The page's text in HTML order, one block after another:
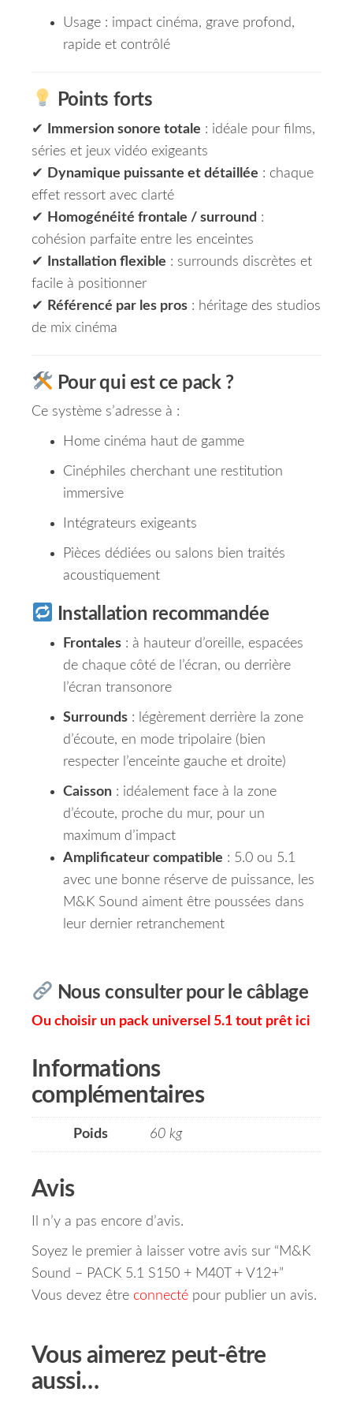
Usage : impact cinéma, grave profond,
rapide et contrôlé
Points forts
✔ Immersion sonore totale : idéale pour films,
séries et jeux vidéo exigeants
✔
Dynamique puissante et détaillée : chaque
effet ressort avec clarté
✔
Homogénéité frontale / surround :
cohésion parfaite entre les enceintes
✔
Installation flexible : surrounds discrètes et
facile à positionner
✔
Référencé par les pros : héritage des studios
de mix cinéma
Pour qui est ce pack ?
Ce système s’adresse à :
Home cinéma haut de gamme
Cinéphiles cherchant une restitution
immersive
Intégrateurs exigeants
Pièces dédiées ou salons bien traités
acoustiquement
Installation recommandée
Frontales : à hauteur d’oreille, espacées
de chaque côté de l’écran, ou derrière
l’écran transonore
Surrounds : légèrement derrière la zone
d’écoute, en mode tripolaire (bien
respecter l’enceinte gauche et droite)
Caisson : idéalement face à la zone
d’écoute, proche du mur, pour un
maximum d’impact
Amplificateur compatible : 5.0 ou 5.1
avec une bonne réserve de puissance, les
M&K Sound aiment être poussées dans
leur dernier retranchement
Nous consulter pour le câblage
Ou choisir un pack universel 5.1 tout prêt ici
Informations
complémentaires
Poids 60 kg
Avis
Il n’y a pas encore d’avis.
Soyez le premier à laisser votre avis sur “M&K
Sound – PACK 5.1 S150 + M40T + V12+”
Vous devez être connecté pour publier un avis.
Vous aimerez peut-être
aussi…